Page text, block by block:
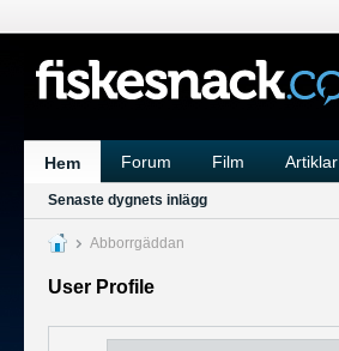
Hem Forum Film Artiklar
Senaste dygnets inlägg
Abborrgäddan
User Profile